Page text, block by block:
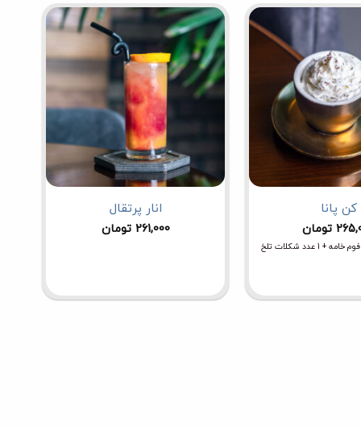
کن پانا
تومان
1 عدد شکلات تلخ
انار پرتقال
261,000 تومان